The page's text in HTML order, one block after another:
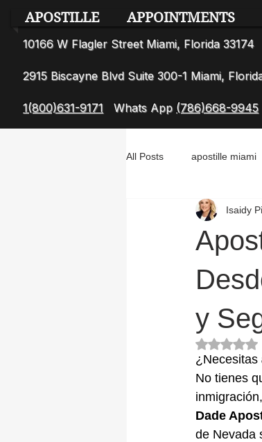
APOSTILLE APPOINTMENTS
10166 W Flagler Street Miami, Florida
2915 Biscayne Blvd Suite 300-1 Miami,
1(800)631-9171 Whats App (786)668-9945
All Posts apostille miami
y
Isaidy
Rated
¿Necesitas
No tienes
Dade
de Nevada